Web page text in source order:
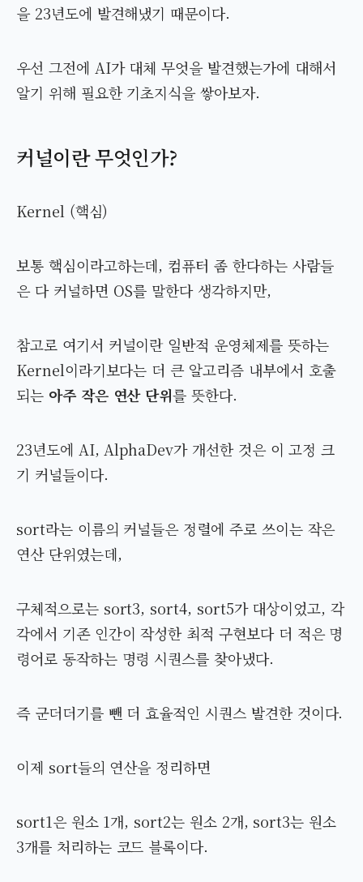
을 23년도에 발견해냈기 때문이다.
우선 그전에 AI가 대체 무엇을 발견했는가에 대해서
알기 위해 필요한 기초지식을 쌓아보자.
커널이란 무엇인가?
Kernel (핵심)
보통 핵심이라고하는데, 컴퓨터 좀 한다하는 사람들
은 다 커널하면 OS를 말한다 생각하지만,
참고로 여기서 커널이란 일반적 운영체제를 뜻하는
Kernel이라기보다는 더 큰 알고리즘 내부에서 호출
되는 아주 작은 연산 단위를 뜻한다.
23년도에 AI, AlphaDev가 개선한 것은 이 고정 크
기 커널들이다.
sort라는 이름의 커널들은 정렬에 주로 쓰이는 작은
연산 단위였는데,
구체적으로는 sort3, sort4, sort5가 대상이었고, 각
각에서 기존 인간이 작성한 최적 구현보다 더 적은 명
령어로 동작하는 명령 시퀀스를 찾아냈다.
즉 군더더기를 뺀 더 효율적인 시퀀스 발견한 것이다.
이제 sort들의 연산을 정리하면
sort1은 원소 1개, sort2는 원소 2개, sort3는 원소
3개를 처리하는 코드 블록이다.